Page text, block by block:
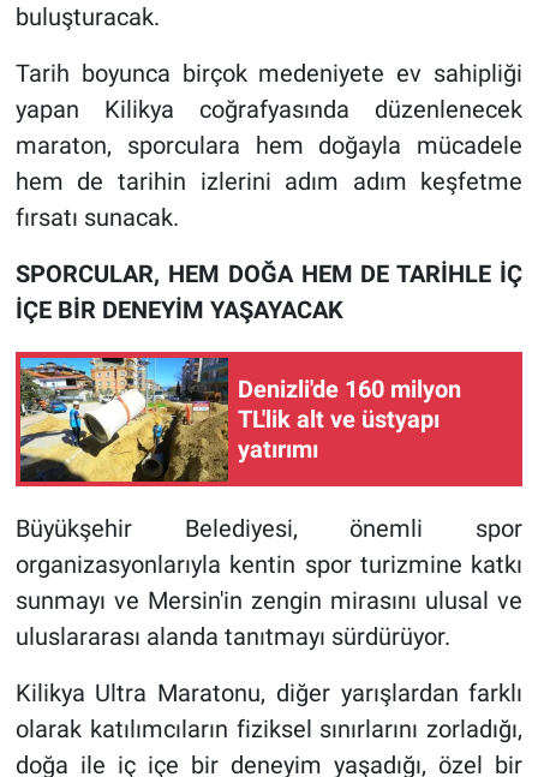
buluşturacak.
Tarih boyunca birçok medeniyete ev sahipliği
yapan Kilikya coğrafyasında düzenlenecek
maraton, sporculara hem doğayla mücadele
hem de tarihin izlerini adım adım keşfetme
fırsatı sunacak.
SPORCULAR, HEM DOĞA HEM DE TARİHLE İÇ
İÇE BİR DENEYİM YAŞAYACAK
Denizli'de 160 milyon
TL'lik alt ve üstyapı
yatırımı
Büyükşehir Belediyesi, önemli spor
organizasyonlarıyla kentin spor turizmine katkı
sunmayı ve Mersin'in zengin mirasını ulusal ve
uluslararası alanda tanıtmayı sürdürüyor.
Kilikya Ultra Maratonu, diğer yarışlardan farklı
olarak katılımcıların fiziksel sınırlarını zorladığı,
doğa ile iç içe bir deneyim yaşadığı, özel bir